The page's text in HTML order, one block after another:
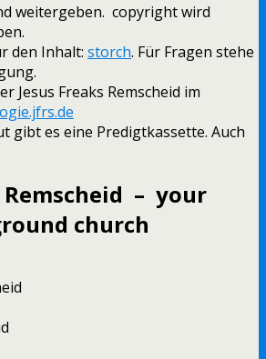
weitergeben. copyright wird
den Inhalt: storch. Für Fragen stehe
Jesus Freaks Remscheid im
gibt es eine Predigtkassette. Auch
Remscheid – your
church